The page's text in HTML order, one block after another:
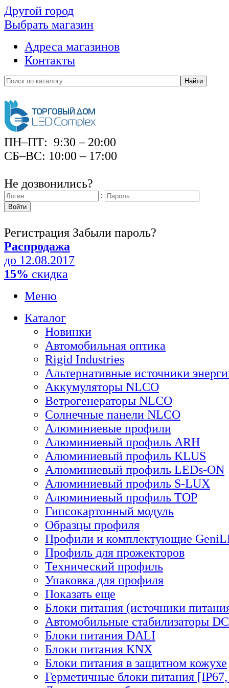
Другой город
Выбрать магазин
Адреса магазинов
Контакты
Найти
ПН–ПТ: 9:30 – 20:00
СБ–ВС: 10:00 – 17:00
Не дозвонились?
:
Войти
Регистрация Забыли пароль?
Распродажа
до 12.08.2017
15% скидка
Меню
Каталог
Новинки
Автомобильная оптика
Rigid Industries
Альтернативные источники
Аккумуляторы NLCO
Ветрогенераторы NLCO
Солнечные панели NLCO
Алюминиевые профили
Алюминиевый профиль ARH
Алюминиевый профиль KLUS
Алюминиевый профиль LEDs-ON
Алюминиевый профиль S-LUX
Алюминиевый профиль TOP
Гипсокартонный модуль
Образцы профиля
Профили и комплектующие
Профиль для прожекторов
Технический профиль
Упаковка для профиля
Показать еще
Блоки питания (источники
Автомобильные стабилизаторы
Блоки питания DALI
Блоки питания KNX
Блоки питания в защитном кожухе
Герметичные блоки питания